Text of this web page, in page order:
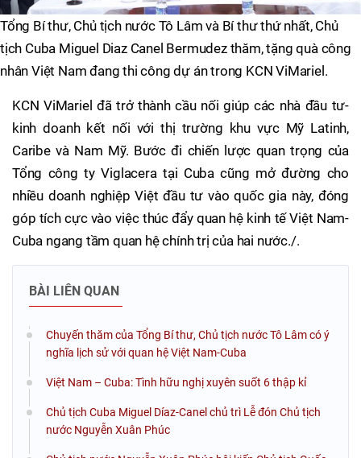
Tổng Bí thư, Chủ tịch nước Tô Lâm và Bí thư thứ nhất, Chủ
tịch Cuba Miguel Diaz Canel Bermudez thăm, tặng quà công
nhân Việt Nam đang thi công dự án trong KCN ViMariel.
KCN ViMariel đã trở thành cầu nối giúp các nhà đầu tư-
kinh doanh kết nối với thị trường khu vực Mỹ Latinh,
Caribe và Nam Mỹ. Bước đi chiến lược quan trọng của
Tổng công ty Viglacera tại Cuba cũng mở đường cho
nhiều doanh nghiệp Việt đầu tư vào quốc gia này, đóng
góp tích cực vào việc thúc đẩy quan hệ kinh tế Việt Nam-
Cuba ngang tầm quan hệ chính trị của hai nước./.
BÀI LIÊN QUAN
Chuyến thăm của Tổng Bí thư, Chủ tịch nước Tô Lâm có ý
nghĩa lịch sử với quan hệ Việt Nam-Cuba
Việt Nam – Cuba: Tình hữu nghị xuyên suốt 6 thập kỉ
Chủ tịch Cuba Miguel Díaz-Canel chủ trì Lễ đón Chủ tịch
nước Nguyễn Xuân Phúc